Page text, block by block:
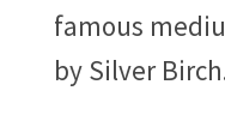
famous
by Silver